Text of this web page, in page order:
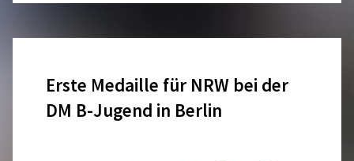
Erste Medaille für NRW bei der
DM B-Jugend in Berlin